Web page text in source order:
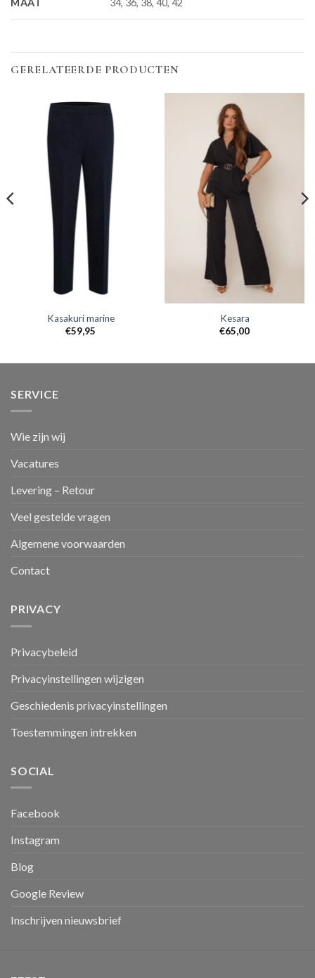
34, 36, 38, 40, 42
GERELATEERDE PRODUCTEN
Kasakuri marine
€59,95
Kesara
€65,00
SERVICE
Wie zijn wij
Vacatures
Levering – Retour
Veel gestelde vragen
Algemene voorwaarden
Contact
PRIVACY
Privacybeleid
Privacyinstellingen wijzigen
Geschiedenis privacyinstellingen
Toestemmingen intrekken
SOCIAL
Facebook
Instagram
Blog
Google Review
Inschrijven nieuwsbrief